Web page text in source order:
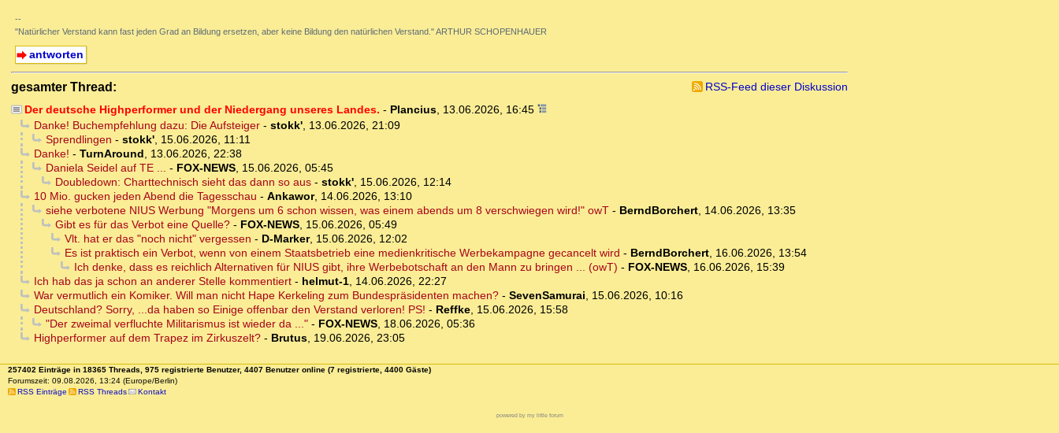
--
"Natürlicher Verstand kann fast jeden Grad an Bildung ersetzen, aber keine Bildung den natürlichen Verstand." ARTHUR SCHOPENHAUER
antworten
gesamter Thread:
RSS-Feed dieser Diskussion
Der deutsche Highperformer und der Niedergang unseres Landes. - Plancius, 13.06.2026, 16:45
Danke! Buchempfehlung dazu: Die Aufsteiger- stokk', 13.06.2026, 21:09
Sprendlingen - stokk', 15.06.2026, 11:11
Danke! - TurnAround, 13.06.2026, 22:38
Daniela Seidel auf TE ... - FOX-NEWS, 15.06.2026, 05:45
Doubledown: Charttechnisch sieht das dann so aus- stokk', 15.06.2026, 12:14
10 Mio. gucken jeden Abend die Tagesschau - Ankawor, 14.06.2026, 13:10
siehe verbotene NIUS Werbung "Morgens um 6 schon wissen, was einem abends um 8 verschwiegen wird!" owT- BerndBorchert, 14.06.2026, 13:35
Gibt es für das Verbot eine Quelle?- FOX-NEWS, 15.06.2026, 05:49
Vlt. hat er das "noch nicht" vergessen - D-Marker, 15.06.2026, 12:02
Es ist praktisch ein Verbot, wenn von einem Staatsbetrieb eine medienkritische Werbekampagne gecancelt wird - BerndBorchert, 16.06.2026, 13:54
Ich denke, dass es reichlich Alternativen für NIUS gibt, ihre Werbebotschaft an den Mann zu bringen ... (owT) - FOX-NEWS, 16.06.2026, 15:39
Ich hab das ja schon an anderer Stelle kommentiert- helmut-1, 14.06.2026, 22:27
War vermutlich ein Komiker. Will man nicht Hape Kerkeling zum Bundespräsidenten machen?- SevenSamurai, 15.06.2026, 10:16
Deutschland? Sorry, ...da haben so Einige offenbar den Verstand verloren! PS! - Reffke, 15.06.2026, 15:58
"Der zweimal verfluchte Militarismus ist wieder da ..."- FOX-NEWS, 18.06.2026, 05:36
Highperformer auf dem Trapez im Zirkuszelt?- Brutus, 19.06.2026, 23:05
257402 Einträge in 18365 Threads, 975 registrierte Benutzer, 4407 Benutzer online (7 registrierte, 4400 Gäste)
Forumszeit: 09.08.2026, 13:24 (Europe/Berlin)
RSS Einträge
RSS Threads Kontakt
powered by my little forum